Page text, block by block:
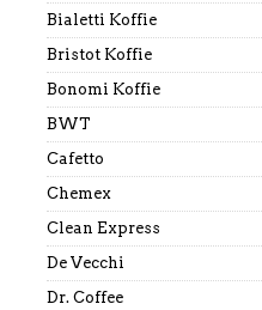
Bialetti Koffie
Bristot Koffie
Bonomi Koffie
BWT
Cafetto
Chemex
Clean Express
De Vecchi
Dr. Coffee